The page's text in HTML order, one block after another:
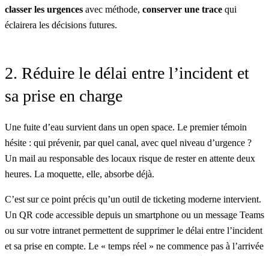
classer les urgences avec méthode, conserver une trace qui
éclairera les décisions futures.
2. Réduire le délai entre l’incident et
sa prise en charge
Une fuite d’eau survient dans un open space. Le premier témoin
hésite : qui prévenir, par quel canal, avec quel niveau d’urgence ?
Un mail au responsable des locaux risque de rester en attente deux
heures. La moquette, elle, absorbe déjà.
C’est sur ce point précis qu’un outil de ticketing moderne intervient.
Un QR code accessible depuis un smartphone ou un message Teams
ou sur votre intranet permettent de supprimer le délai entre l’incident
et sa prise en compte. Le « temps réel » ne commence pas à l’arrivée